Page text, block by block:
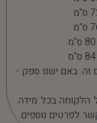
זה. באם ישנו ספק -
הלקוחה בכל מידה.
לפרטים נוספים.